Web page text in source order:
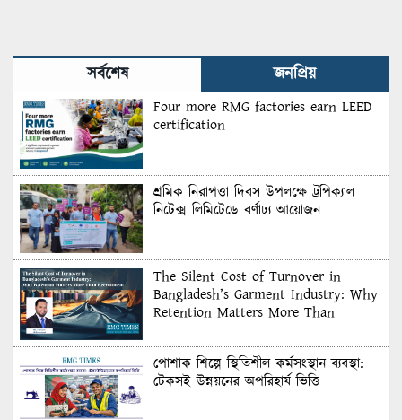
সর্বশেষ জনপ্রিয়
Four more RMG factories earn LEED
certification
শ্রমিক নিরাপত্তা দিবস উপলক্ষে ট্রপিক্যাল
নিটেক্স লিমিটেডে বর্ণাঢ্য আয়োজন
The Silent Cost of Turnover in
Bangladesh’s Garment Industry: Why
Retention Matters More Than
পোশাক শিল্পে স্থিতিশীল কর্মসংস্থান ব্যবস্থা:
টেকসই উন্নয়নের অপরিহার্য ভিত্তি